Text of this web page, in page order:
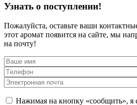
Узнать о поступлении!
Пожалуйста, оставьте ваши
этот аромат появится на сайте, мы
на почту!
Нажимая на кнопку «сообщить», я